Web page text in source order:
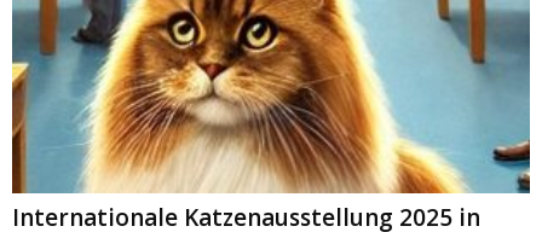
Internationale Katzenausstellung 2025 in